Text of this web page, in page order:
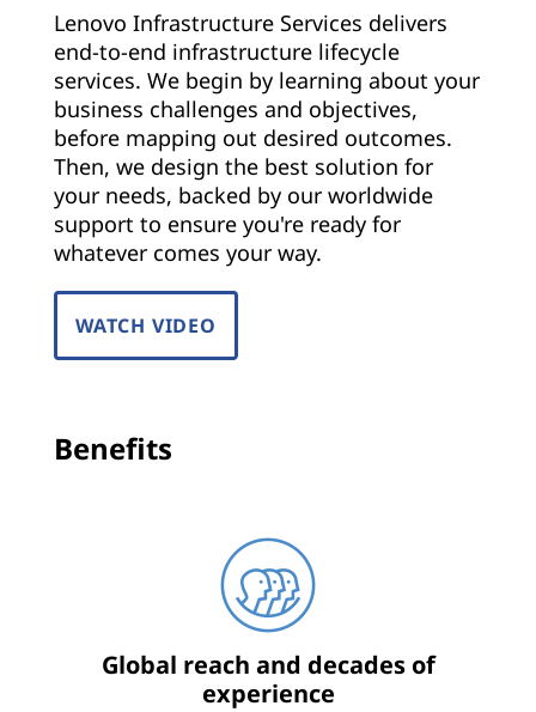
Lenovo Infrastructure Services delivers
end-to-end infrastructure lifecycle
services. We begin by learning about your
business challenges and objectives,
before mapping out desired outcomes.
Then, we design the best solution for
your needs, backed by our worldwide
support to ensure you're ready for
whatever comes your way.
WATCH VIDEO
Benefits
Global reach and decades of
experience